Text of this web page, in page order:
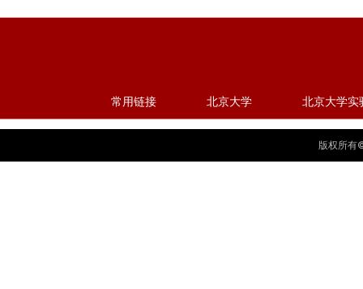
常用链接 北京大学 北京大学实
版权所有